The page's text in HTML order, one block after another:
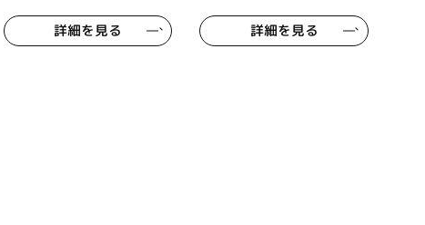
絵)、高坂麗奈 (CV.
安済知佳)]
詳細を見る 詳細を見る